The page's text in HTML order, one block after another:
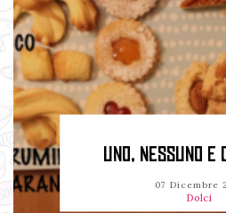
UNO, NESSUNO E
07 Dicembre
Dolci